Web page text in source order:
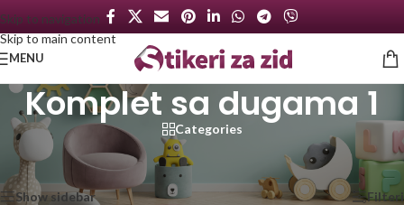
Skip to navigation
Skip to main content
MENU
Komplet sa dugama 1
Categories
Početna
Proizvod označen „Komplet sa dugama 1“
Prikazan jedan rezultat
Show sidebar Filteri